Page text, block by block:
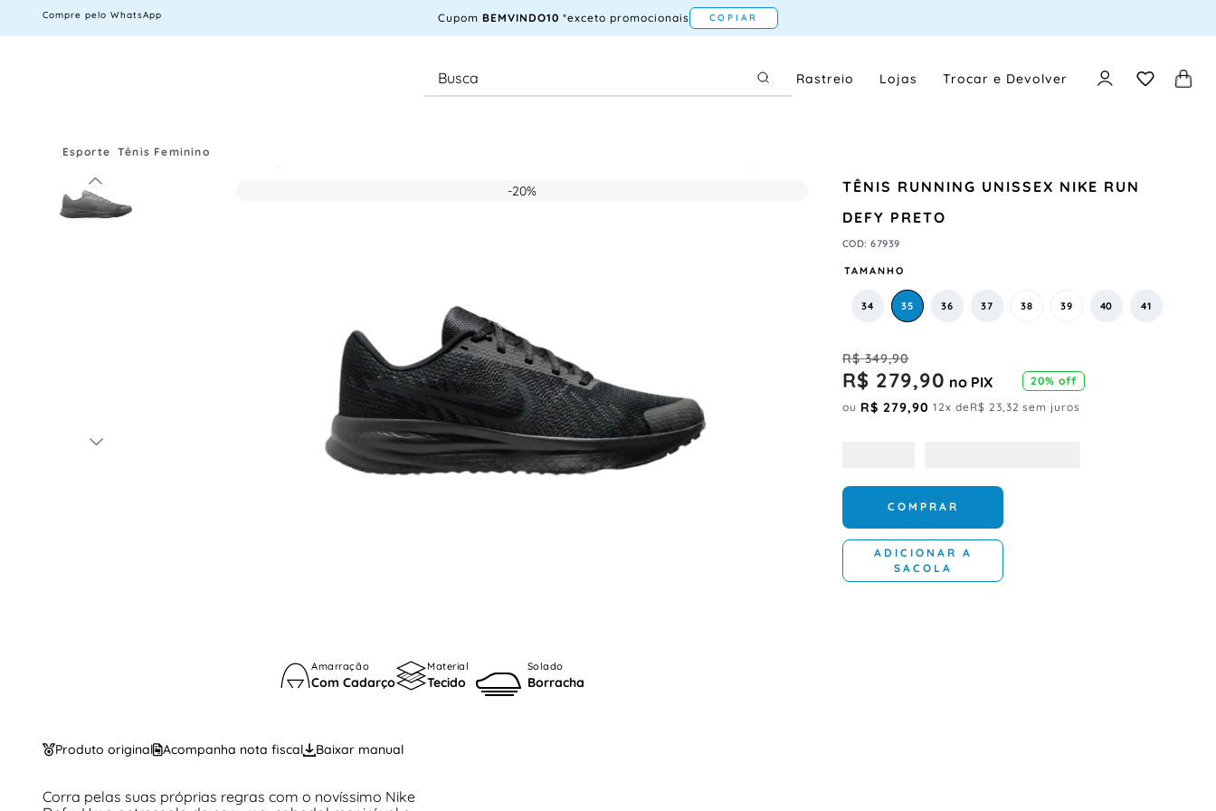
Compre pelo WhatsApp Cupom BEMVINDO10 *exceto promocionais COPIAR
Rastreio Lojas Trocar e Devolver
Esporte Tênis Feminino
-20%
Amarração
Com Cadarço
Material
Tecido
Solado
Borracha
TÊNIS RUNNING UNISSEX NIKE RUN
DEFY PRETO
COD:67939
TAMANHO
34 35 36 37 38 39 40 41
R$ 349,90
R$ 279,90 no PIX 20% off
ou R$ 279,90 12x deR$ 23,32 sem juros
COMPRAR
ADICIONAR A
SACOLA
Produto original Acompanha nota fiscal Baixar manual
Corra pelas suas próprias regras com o novíssimo Nike